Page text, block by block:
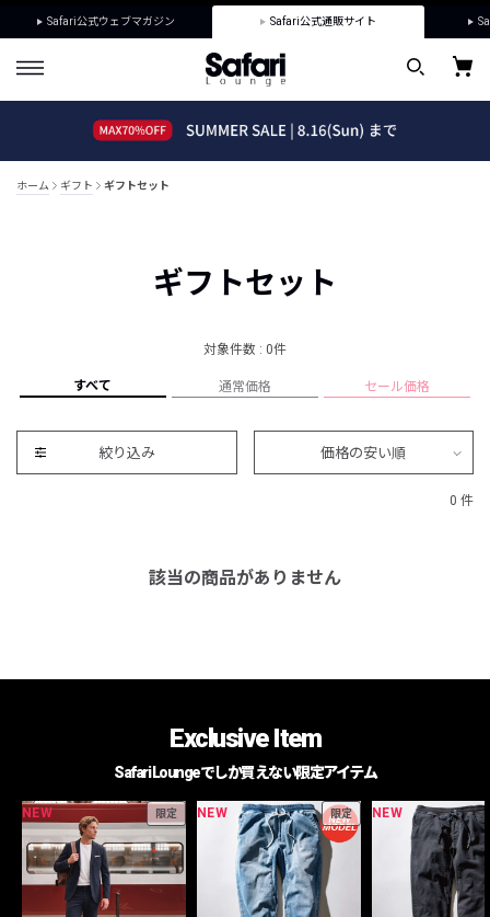
Safari公式ウェブマガジン Safari公式通販サイト
ホーム ギフト ギフトセット
ギフトセット
対象件数 : 0件
すべて 通常価格 セール価格
絞り込み 価格の安い順
0 件
該当の商品がありません
Exclusive Item
Safari Loungeでしか買えない限定アイテム
NEW 限定 NEW 限定 NEW